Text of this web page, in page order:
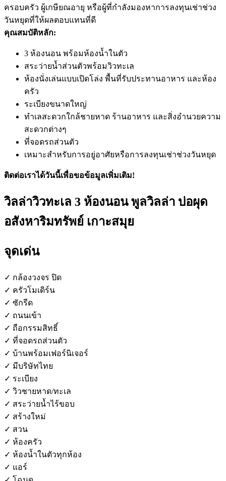
ครอบครัว ผู้เกษียณอายุ หรือผู้ที่กำลังมองหาการลงทุนเช่าช่วง
วันหยุดที่ให้ผลตอบแทนที่ดี
คุณสมบัติหลัก:
3 ห้องนอน พร้อมห้องน้ำในตัว
สระว่ายน้ำส่วนตัวพร้อมวิวทะเล
ห้องนั่งเล่นแบบเปิดโล่ง พื้นที่รับประทานอาหาร และห้อง
ครัว
ระเบียงขนาดใหญ่
ทำเลสะดวกใกล้ชายหาด ร้านอาหาร และสิ่งอำนวยความ
สะดวกต่างๆ
ที่จอดรถส่วนตัว
เหมาะสำหรับการอยู่อาศัยหรือการลงทุนเช่าช่วงวันหยุด
ติดต่อเราได้วันนี้เพื่อขอข้อมูลเพิ่มเติม!
วิลล่าวิวทะเล 3 ห้องนอน พูลวิลล่า บ่อผุด
อสังหาริมทรัพย์ เกาะสมุย
จุดเด่น
✓ กล้องวงจร ปิด
✓ ครัวโมเดิร์น
✓ ซักรีด
✓ ถนนเข้า
✓ ถือกรรมสิทธิ์
✓ ที่จอดรถส่วนตัว
✓ บ้านพร้อมเฟอร์นิเจอร์
✓ มีบริษัทไทย
✓ ระเบียง
✓ วิวชายหาด/ทะเล
✓ สระว่ายน้ำไร้ขอบ
✓ สร้างใหม่
✓ สวน
✓ ห้องครัว
✓ ห้องน้ำในตัวทุกห้อง
✓ แอร์